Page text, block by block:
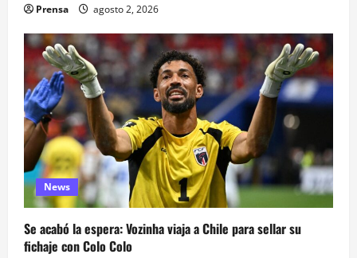
Prensa agosto 2, 2026
News
Se acabó la espera: Vozinha viaja a Chile para sellar su
fichaje con Colo Colo